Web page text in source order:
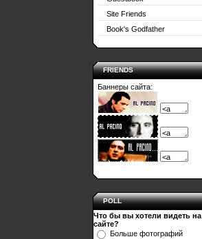
Site Friends
Book's Godfather
FRIENDS
Баннеры сайта:
POLL
Что бы вы хотели видеть на
сайте?
Больше фотографий